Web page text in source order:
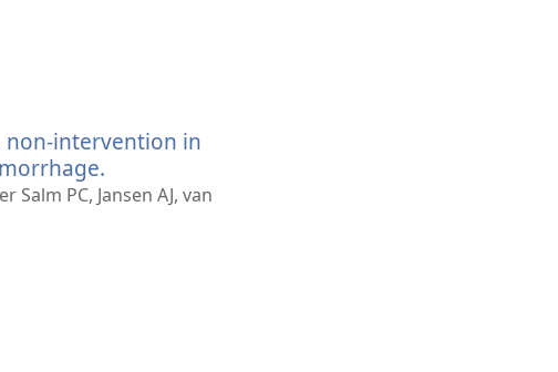
non-intervention in
se
Salm PC, Jansen AJ, van